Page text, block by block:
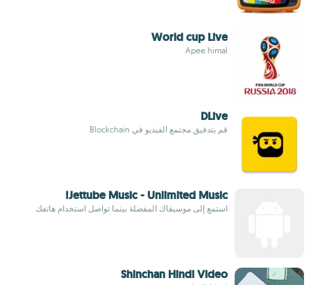
World cup Live
Apee himal
DLive
قم بتدفيق مجتمع الفيديو في Blockchain
Jettube Music - Unlimited Music!
استمع إلى موسيقاك المفضلة بينما تواصل استخدام هاتفك
Shinchan Hindi Video